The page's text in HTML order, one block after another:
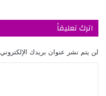
اترك تعليقاً
لن يتم نشر عنوان بريدك الإلكتروني.